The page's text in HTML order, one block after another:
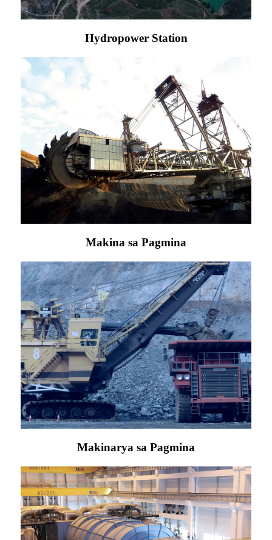
Hydropower Station
Makina sa Pagmina
Makinarya sa Pagmina